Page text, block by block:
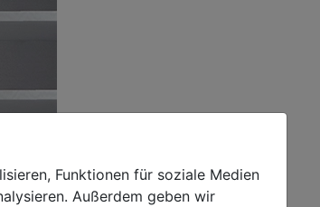
Funktionen für soziale Medien
Außerdem geben wir